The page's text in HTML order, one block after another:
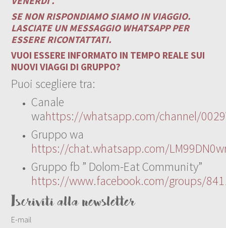
SE NON RISPONDIAMO SIAMO IN VIAGGIO.
LASCIATE UN MESSAGGIO WHATSAPP PER
ESSERE RICONTATTATI.
VUOI ESSERE INFORMATO IN TEMPO REALE SUI
NUOVI VIAGGI DI GRUPPO?
Puoi scegliere tra:
Canale
wahttps://whatsapp.com/channel/
Gruppo wa
https://chat.whatsapp.com/
Gruppo fb ” Dolom-Eat Community”
https://www.facebook.com/groups/
Iscriviti alla newsletter
E-mail